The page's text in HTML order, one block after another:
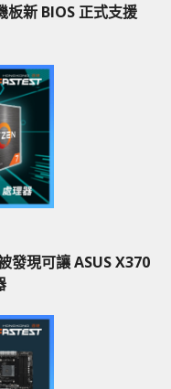
板新 BIOS 正式支援
發現可讓 ASUS X370